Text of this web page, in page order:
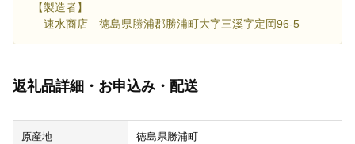
【製造者】
速水商店 徳島県勝浦郡勝浦町大字三溪字定岡96-5
返礼品詳細・お申込み・配送
原産地 徳島県勝浦町